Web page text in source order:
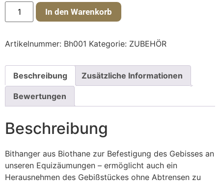
In den Warenkorb
Artikelnummer: Bh001 Kategorie: ZUBEHÖR
Beschreibung Zusätzliche Informationen
Bewertungen
Beschreibung
Bithanger aus Biothane zur Befestigung des Gebisses an
unseren Equizäumungen – ermöglicht auch ein
Herausnehmen des Gebißstückes ohne Abtrensen zu